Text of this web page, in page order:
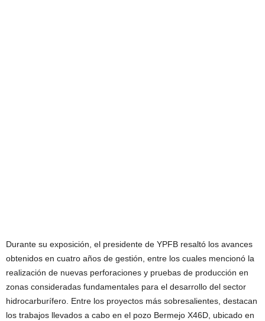
Durante su exposición, el presidente de YPFB resaltó los avances
obtenidos en cuatro años de gestión, entre los cuales mencionó la
realización de nuevas perforaciones y pruebas de producción en
zonas consideradas fundamentales para el desarrollo del sector
hidrocarburífero. Entre los proyectos más sobresalientes, destacan
los trabajos llevados a cabo en el pozo Bermejo X46D, ubicado en